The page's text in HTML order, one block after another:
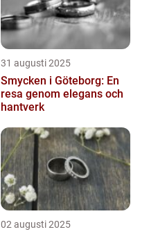
31 augusti 2025
Smycken i Göteborg: En
resa genom elegans och
hantverk
02 augusti 2025